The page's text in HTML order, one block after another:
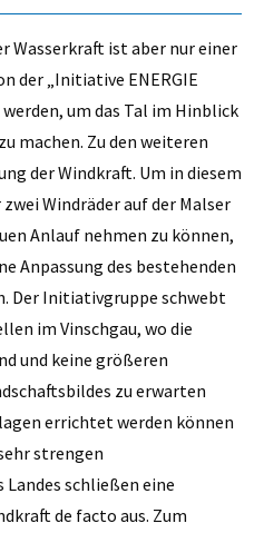
Wasserkraft ist aber nur einer
der „Initiative ENERGIE
um das Tal im Hinblick
machen. Zu den weiteren
der Windkraft. Um in diesem
Windräder auf der Malser
Anlauf nehmen zu können,
Anpassung des bestehenden
Der Initiativgruppe schwebt
im Vinschgau, wo die
und keine größeren
zu erwarten
errichtet werden können
strengen
schließen eine
de facto aus. Zum